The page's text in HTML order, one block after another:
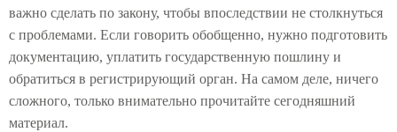
важно сделать по закону, чтобы впоследствии не столкнуться
с проблемами. Если говорить обобщенно, нужно подготовить
документацию, уплатить государственную пошлину и
обратиться в регистрирующий орган. На самом деле, ничего
сложного, только внимательно прочитайте сегодняшний
материал.